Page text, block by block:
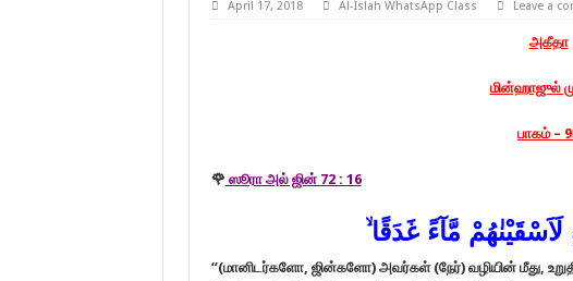
April 17, 2018 Al-Islah WhatsApp Class Leave a
அகீதா
மின்ஹாஜுல்
பாகம் –
🌹 ஸூரா அல் ஜின் 72 : 16
مَّآءً غَدَقًا
“(மானிடர்களோ, ஜின்களோ) அவர்கள் (நேர்) வழியின் மீது,